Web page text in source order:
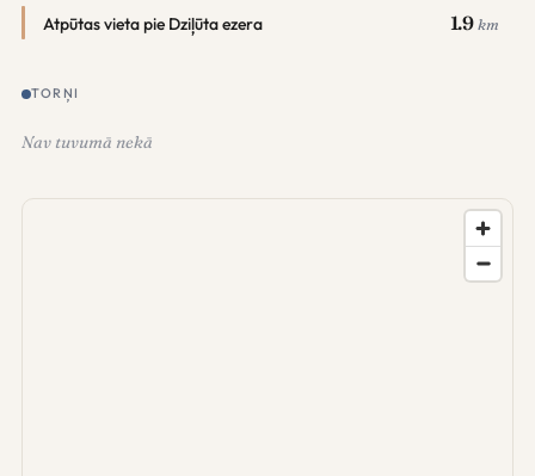
Atpūtas vieta pie Dziļūta ezera 1.9 km
TORŅI
Nav tuvumā nekā